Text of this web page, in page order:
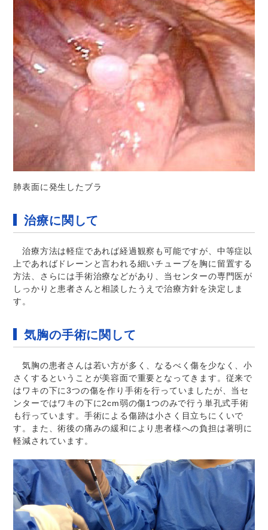
肺表面に発生したブラ
治療に関して
治療方法は軽症であれば経過観察も可能ですが、中等症以
上であればドレーンと言われる細いチューブを胸に留置する
方法、さらには手術治療などがあり、当センターの専門医が
しっかりと患者さんと相談したうえで治療方針を決定しま
す。
気胸の手術に関して
気胸の患者さんは若い方が多く、なるべく傷を少なく、小
さくするということが美容面で重要となってきます。従来で
はワキの下に3つの傷を作り手術を行っていましたが、当セ
ンターではワキの下に2cm弱の傷1つのみで行う単孔式手術
も行っています。手術による傷跡は小さく目立ちにくいで
す。また、術後の痛みの緩和により患者様への負担は著明に
軽減されています。